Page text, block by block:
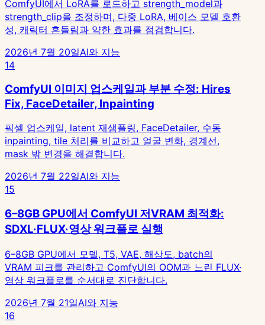
ComfyUI에서 LoRA를 로드하고 strength_model과
strength_clip을 조정하며, 다중 LoRA, 베이스 모델 호환
성, 캐릭터 흔들림과 약한 효과를 점검합니다.
2026년 7월 20일AI와 지능
14
ComfyUI 이미지 업스케일과 부분 수정: Hires
Fix, FaceDetailer, Inpainting
픽셀 업스케일, latent 재샘플링, FaceDetailer, 수동
inpainting, tile 처리를 비교하고 얼굴 변화, 경계선,
mask 밖 변경을 해결합니다.
2026년 7월 22일AI와 지능
15
6–8GB GPU에서 ComfyUI 저VRAM 최적화:
SDXL·FLUX·영상 워크플로 실행
6–8GB GPU에서 모델, T5, VAE, 해상도, batch의
VRAM 피크를 관리하고 ComfyUI의 OOM과 느린 FLUX·
영상 워크플로를 순서대로 진단합니다.
2026년 7월 21일AI와 지능
16